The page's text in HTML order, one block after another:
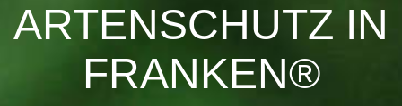
ARTENSCHUTZ IN
FRANKEN®